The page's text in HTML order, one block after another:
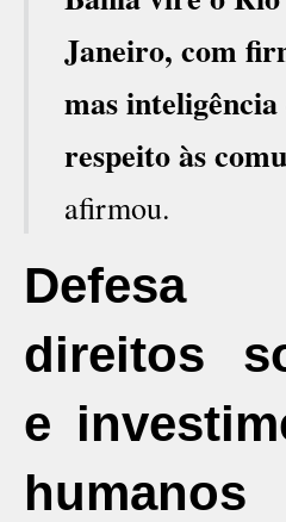
Janeiro, com
mas inteligência
respeito às
afirmou.
Defesa
direitos
e
humanos